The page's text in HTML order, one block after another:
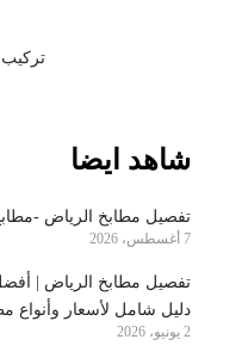
تركيب
شاهد ايضا
تفصيل مطابخ الرياض -
7 أغسطس، 2026
تفصيل مطابخ الرياض |
دليل شامل لأسعار وأنواع
2 يونيو، 2026